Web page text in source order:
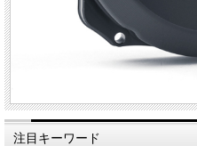
注目キーワード